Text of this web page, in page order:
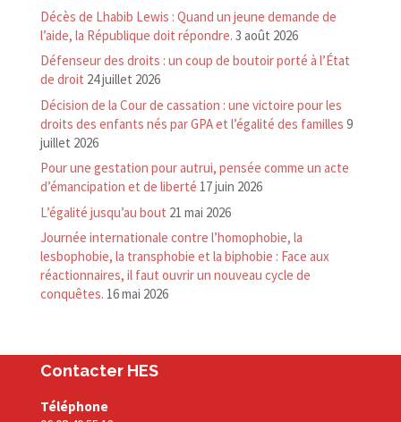
Décès de Lhabib Lewis : Quand un jeune demande de
l’aide, la République doit répondre. 3 août 2026
Défenseur des droits : un coup de boutoir porté à l’État
de droit 24 juillet 2026
Décision de la Cour de cassation : une victoire pour les
droits des enfants nés par GPA et l’égalité des familles 9
juillet 2026
Pour une gestation pour autrui, pensée comme un acte
d’émancipation et de liberté 17 juin 2026
L’égalité jusqu’au bout 21 mai 2026
Journée internationale contre l’homophobie, la
lesbophobie, la transphobie et la biphobie : Face aux
réactionnaires, il faut ouvrir un nouveau cycle de
conquêtes. 16 mai 2026
Contacter HES
Téléphone